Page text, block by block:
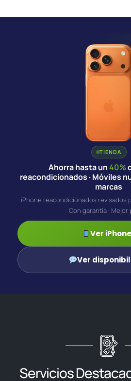
TIENDA
Ahorra hasta un40%
reacondicionados · Móviles
marcas
iPhone reacondicionados revisados
Con garantía · Mejor
Ver
Ver
Servicios